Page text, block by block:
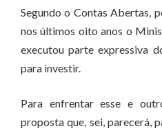
Segundo o Contas Abertas,
nos últimos oito anos o
executou parte expressiva
para investir.
Para enfrentar esse e
proposta que, sei, parecerá,